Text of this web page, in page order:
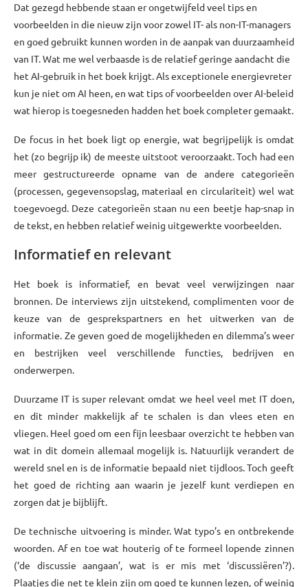
Dat gezegd hebbende staan er ongetwijfeld veel tips en
voorbeelden in die nieuw zijn voor zowel IT- als non-IT-managers
en goed gebruikt kunnen worden in de aanpak van duurzaamheid
van IT. Wat me wel verbaasde is de relatief geringe aandacht die
het AI-gebruik in het boek krijgt. Als exceptionele energievreter
kun je niet om AI heen, en wat tips of voorbeelden over AI-beleid
wat hierop is toegesneden hadden het boek completer gemaakt.
De focus in het boek ligt op energie, wat begrijpelijk is omdat
het (zo begrijp ik) de meeste uitstoot veroorzaakt. Toch had een
meer gestructureerde opname van de andere categorieën
(processen, gegevensopslag, materiaal en circulariteit) wel wat
toegevoegd. Deze categorieën staan nu een beetje hap-snap in
de tekst, en hebben relatief weinig uitgewerkte voorbeelden.
Informatief en relevant
Het boek is informatief, en bevat veel verwijzingen naar
bronnen. De interviews zijn uitstekend, complimenten voor de
keuze van de gesprekspartners en het uitwerken van de
informatie. Ze geven goed de mogelijkheden en dilemma’s weer
en bestrijken veel verschillende functies, bedrijven en
onderwerpen.
Duurzame IT is super relevant omdat we heel veel met IT doen,
en dit minder makkelijk af te schalen is dan vlees eten en
vliegen. Heel goed om een fijn leesbaar overzicht te hebben van
wat in dit domein allemaal mogelijk is. Natuurlijk verandert de
wereld snel en is de informatie bepaald niet tijdloos. Toch geeft
het goed de richting aan waarin je jezelf kunt verdiepen en
zorgen dat je bijblijft.
De technische uitvoering is minder. Wat typo’s en ontbrekende
woorden. Af en toe wat houterig of te formeel lopende zinnen
(‘de discussie aangaan’, wat is er mis met ‘discussiëren’?).
Plaatjes die net te klein zijn om goed te kunnen lezen, of weinig